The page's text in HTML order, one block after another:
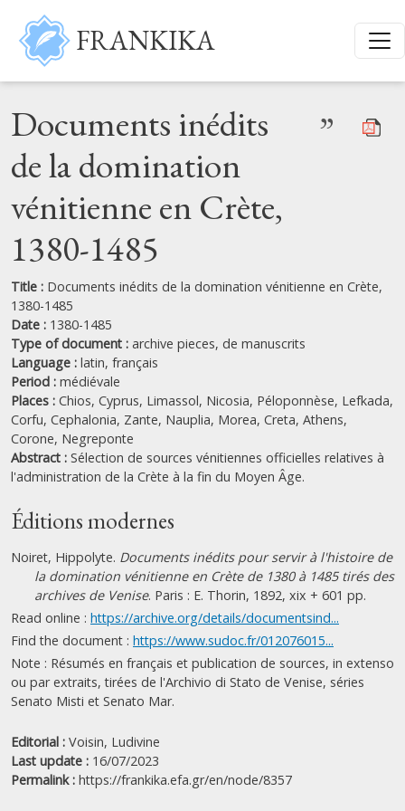
Skip to main content
FRANKIKA
Documents inédits
de la domination
vénitienne en Crète,
1380-1485
”
Title : Documents inédits de la domination vénitienne en Crète,
1380-1485
Date : 1380-1485
Type of document : archive pieces, de manuscrits
Language : latin, français
Period : médiévale
Places : Chios, Cyprus, Limassol, Nicosia, Péloponnèse, Lefkada,
Corfu, Cephalonia, Zante, Nauplia, Morea, Creta, Athens,
Corone, Negreponte
Abstract : Sélection de sources vénitiennes officielles relatives à
l'administration de la Crète à la fin du Moyen Âge.
Éditions modernes
Noiret, Hippolyte. Documents inédits pour servir à l'histoire de
la domination vénitienne en Crète de 1380 à 1485 tirés des
archives de Venise. Paris : E. Thorin, 1892, xix + 601 pp.
Read online : https://archive.org/details/documentsind...
Find the document : https://www.sudoc.fr/012076015...
Note : Résumés en français et publication de sources, in extenso
ou par extraits, tirées de l'Archivio di Stato de Venise, séries
Senato Misti et Senato Mar.
Editorial : Voisin, Ludivine
Last update : 16/07/2023
Permalink : https://frankika.efa.gr/en/node/8357